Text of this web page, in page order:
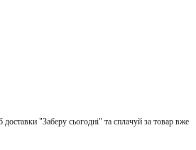
доставки "Заберу сьогодні" та сплачуй за товар вже